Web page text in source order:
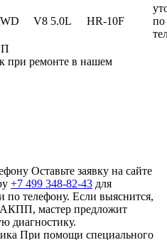
V8 5.0L HR-10F
по
при ремонте в нашем
Оставьте заявку на сайте
+7 499 348-82-43 для
по телефону. Если выяснится,
мастер предложит
диагностику.
При помощи специального